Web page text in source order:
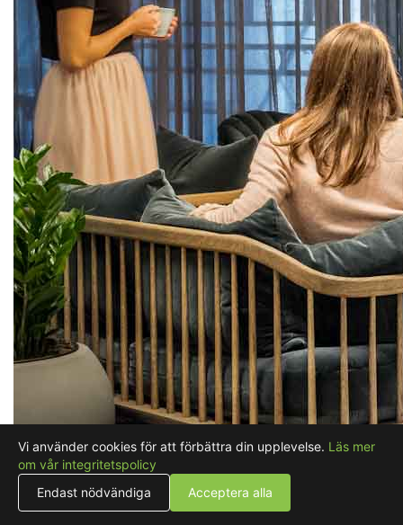
Vi använder cookies för att förbättra din upplevelse. Läs mer
om vår integritetspolicy
Endast nödvändiga
Acceptera alla